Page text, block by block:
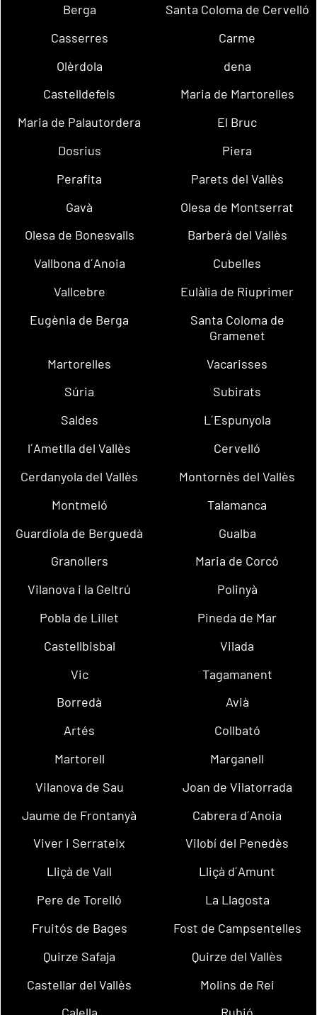
Berga
Santa Coloma de Cervelló
Casserres
Carme
Olèrdola
dena
Castelldefels
Maria de Martorelles
Maria de Palautordera
El Bruc
Dosrius
Piera
Perafita
Parets del Vallès
Gavà
Olesa de Montserrat
Olesa de Bonesvalls
Barberà del Vallès
Vallbona d´Anoia
Cubelles
Vallcebre
Eulàlia de Riuprimer
Eugènia de Berga
Santa Coloma de
Gramenet
Martorelles
Vacarisses
Súria
Subirats
Saldes
L´Espunyola
l´Ametlla del Vallès
Cervelló
Cerdanyola del Vallès
Montornès del Vallès
Montmeló
Talamanca
Guardiola de Berguedà
Gualba
Granollers
Maria de Corcó
Vilanova i la Geltrú
Polinyà
Pobla de Lillet
Pineda de Mar
Castellbisbal
Vilada
Vic
Tagamanent
Borredà
Avià
Artés
Collbató
Martorell
Marganell
Vilanova de Sau
Joan de Vilatorrada
Jaume de Frontanyà
Cabrera d´Anoia
Viver i Serrateix
Vilobí del Penedès
Lliçà de Vall
Lliçà d´Amunt
Pere de Torelló
La Llagosta
Fruitós de Bages
Fost de Campsentelles
Quirze Safaja
Quirze del Vallès
Castellar del Vallès
Molins de Rei